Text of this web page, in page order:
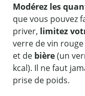
Modérez les
que vous pouvez
priver, limitez
verre de vin rouge
et de bière(un
kcal). Il ne faut
prise de poids.